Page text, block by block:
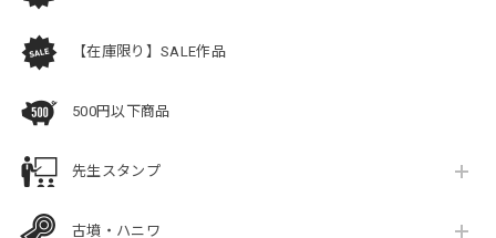
【在庫限り】SALE作品
500円以下商品
先生スタンプ
古墳・ハニワ